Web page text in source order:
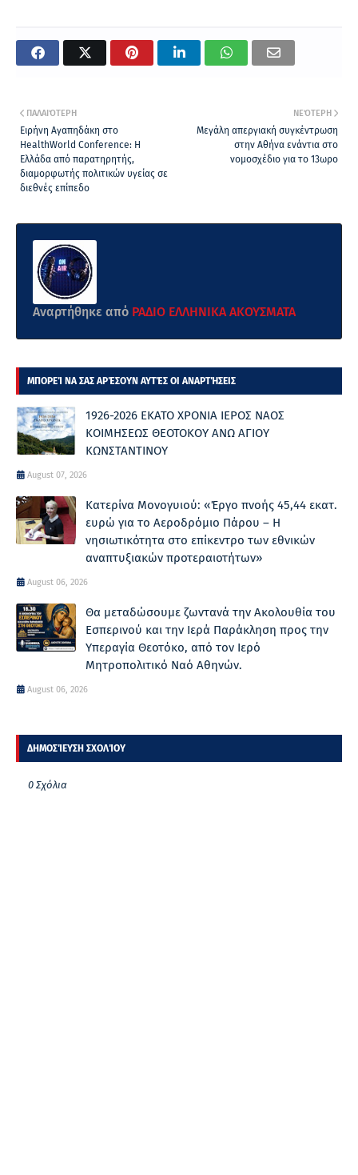
ΝΕΌΤΕΡΗ
Μεγάλη απεργιακή συγκέντρωση
στην Αθήνα ενάντια στο
νομοσχέδιο για το 13ωρο
ΠΑΛΑΙΌΤΕΡΗ
Ειρήνη Αγαπηδάκη στο
HealthWorld Conference: Η
Ελλάδα από παρατηρητής,
διαμορφωτής πολιτικών υγείας σε
διεθνές επίπεδο
Αναρτήθηκε από ΡΑΔΙΟ ΕΛΛΗΝΙΚΑ ΑΚΟΥΣΜΑΤΑ
ΜΠΟΡΕΊ ΝΑ ΣΑΣ ΑΡΈΣΟΥΝ ΑΥΤΈΣ ΟΙ ΑΝΑΡΤΉΣΕΙΣ
1926-2026 ΕΚΑΤΟ ΧΡΟΝΙΑ ΙΕΡΟΣ ΝΑΟΣ
ΚΟΙΜΗΣΕΩΣ ΘΕΟΤΟΚΟΥ ΑΝΩ ΑΓΙΟΥ
ΚΩΝΣΤΑΝΤΙΝΟΥ
August 07, 2026
Κατερίνα Μονογυιού: «Έργο πνοής 45,44 εκατ.
ευρώ για το Αεροδρόμιο Πάρου – Η
νησιωτικότητα στο επίκεντρο των εθνικών
αναπτυξιακών προτεραιοτήτων»
August 06, 2026
Θα μεταδώσουμε ζωντανά την Ακολουθία του
Εσπερινού και την Ιερά Παράκληση προς την
Υπεραγία Θεοτόκο, από τον Ιερό
Μητροπολιτικό Ναό Αθηνών.
August 06, 2026
ΔΗΜΟΣΊΕΥΣΗ ΣΧΟΛΊΟΥ
0 Σχόλια